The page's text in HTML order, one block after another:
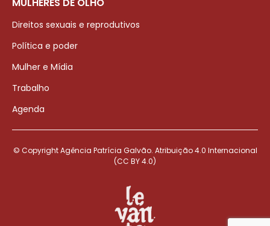
MULHERES DE OLHO
Direitos sexuais e reprodutivos
Política e poder
Mulher e Mídia
Trabalho
Agenda
© Copyright Agência Patrícia Galvão. Atribuição 4.0 Internacional
(CC BY 4.0)